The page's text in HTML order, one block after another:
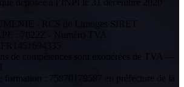
déposée à l’INPI le 31 décembre 2020
- RCS de Limoges SIRET
: 7022Z - Numéro TVA
de compétences sont exonérées de TVA —
formation : 75870179587 en préfecture de la